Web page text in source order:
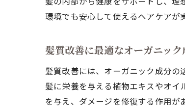
環境でも安心して使えるヘアケアが
髪質改善に最適なオーガニッ
髪質改善には、オーガニック成分の
髪に栄養を与える植物エキスやオ
を与え、ダメージを修復する作用